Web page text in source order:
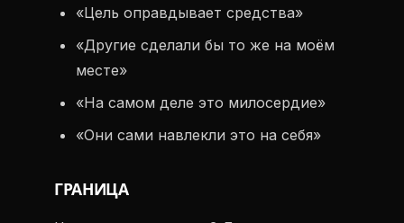
«Цель оправдывает средства»
«Другие сделали бы то же на моём
месте»
«На самом деле это милосердие»
«Они сами навлекли это на себя»
ГРАНИЦА